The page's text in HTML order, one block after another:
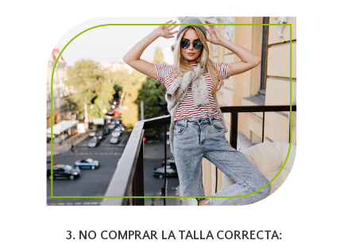
3. NO COMPRAR LA TALLA CORRECTA: